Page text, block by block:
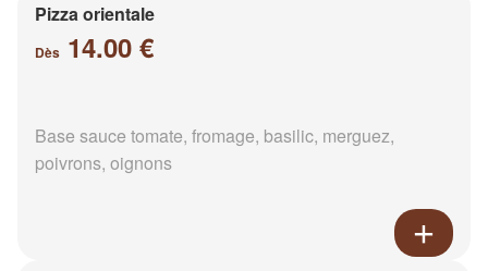
Pizza orientale
Dès 14.00 €
Base sauce tomate, fromage, basilic, merguez,
poivrons, oignons